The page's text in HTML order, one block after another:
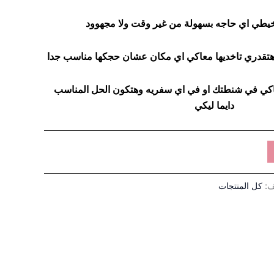
اي حاجه بسهولة من غير وقت ولا مجهوود
تاخديها معاكي اي مكان عشان حجكها مناسب جدا
في شنطتك او في اي سفريه وهتكون الحل المناسب
دايما ليكي
كل المنتجات